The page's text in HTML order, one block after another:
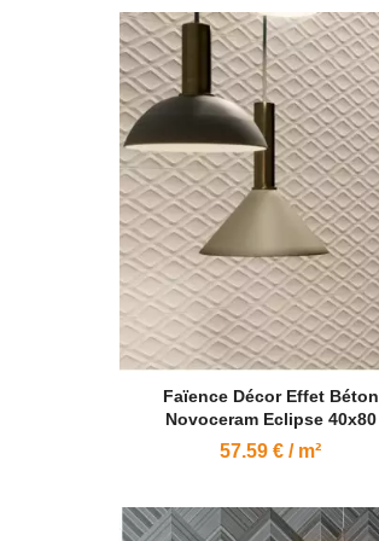
Faïence Décor Effet Béton
Novoceram Eclipse 40x80
57.59 € / m²